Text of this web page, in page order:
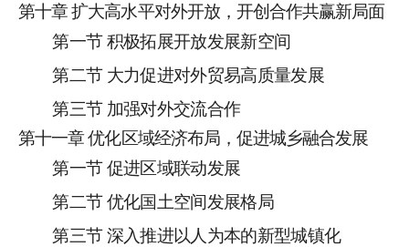
第十章扩大高水平对外开放，开创合作共赢新局面
第一节 积极拓展开放发展新空间
第二节 大力促进对外贸易高质量发展
第三节 加强对外交流合作
第十一章优化区域经济布局，促进城乡融合发展
第一节 促进区域联动发展
第二节 优化国土空间发展格局
第三节 深入推进以人为本的新型城镇化